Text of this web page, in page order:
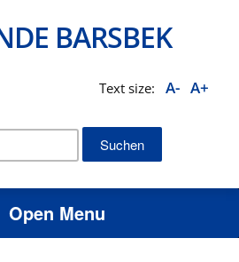
BARSBEK
Text size: A- A+
Open Menu